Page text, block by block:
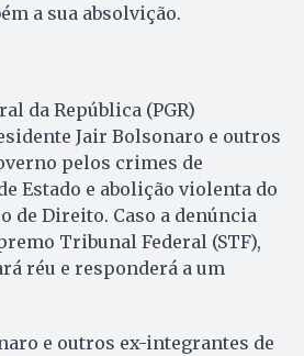
a sua absolvição.
da República (PGR)
Jair Bolsonaro e outros
pelos crimes de
Estado e abolição violenta do
de Direito. Caso a denúncia
Tribunal Federal (STF),
réu e responderá a um
e outros ex-integrantes de